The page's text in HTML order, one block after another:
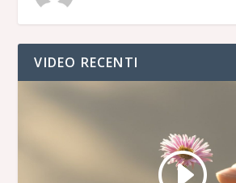
VIDEO RECENTI